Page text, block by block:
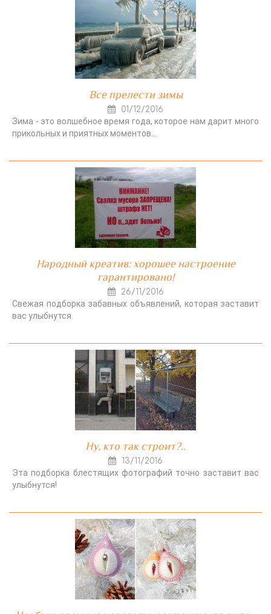
Все прелести зимы
01/12/2016
Зима - это волшебное время года, которое нам дарит много
прикольных и приятных моментов…
Народный креатив: хорошее настроение
гарантировано!
26/11/2016
Свежая подборка забавных объявлений, которая заставит
вас улыбнутся.
Ну, кто так строит?..
13/11/2016
Эта подборка блестящих фотографий точно заставит вас
улыбнутся!